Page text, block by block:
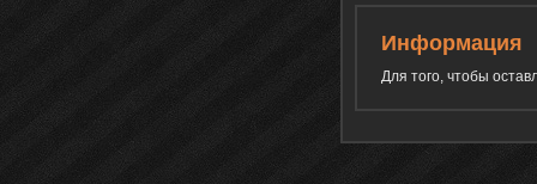
Информация
Для того, чтобы